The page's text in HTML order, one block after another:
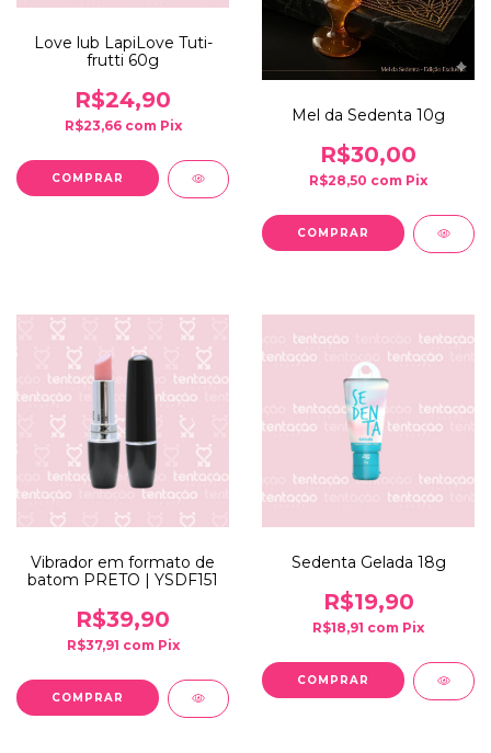
Love lub LapiLove Tuti-
frutti 60g
R$24,90
R$23,66 com Pix
Mel da Sedenta 10g
R$30,00
R$28,50 com Pix
Vibrador em formato de
batom PRETO | YSDF151
R$39,90
R$37,91 com Pix
Sedenta Gelada 18g
R$19,90
R$18,91 com Pix